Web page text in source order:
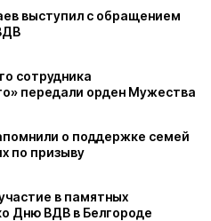
выступил с обращением
сотрудника
передали орден Мужества
о поддержке семей
по призыву
в памятных
Дню ВДВ в Белгороде